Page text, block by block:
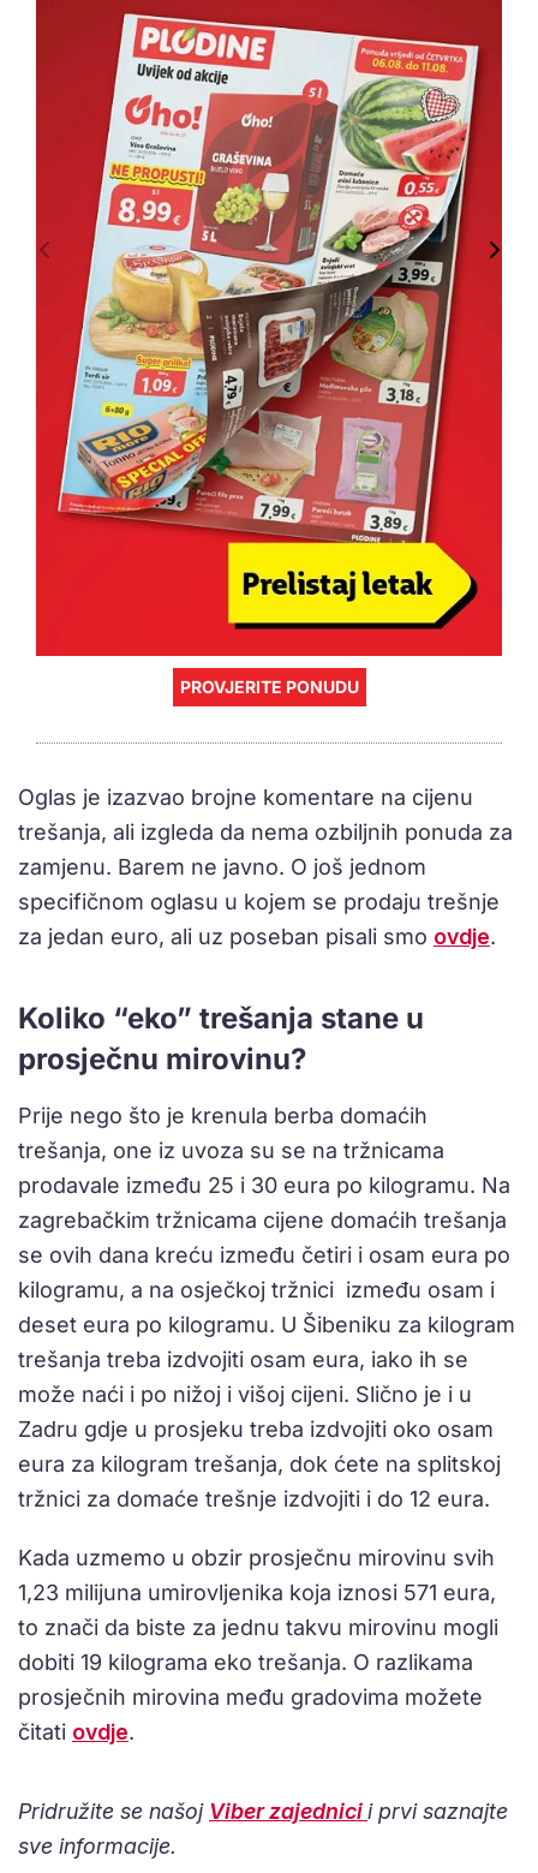
PROVJERITE PONUDU
Oglas je izazvao brojne komentare na cijenu
trešanja, ali izgleda da nema ozbiljnih ponuda za
zamjenu. Barem ne javno. O još jednom
specifičnom oglasu u kojem se prodaju trešnje
za jedan euro, ali uz poseban pisali smo ovdje.
Koliko “eko” trešanja stane u
prosječnu mirovinu?
Prije nego što je krenula berba domaćih
trešanja, one iz uvoza su se na tržnicama
prodavale između 25 i 30 eura po kilogramu. Na
zagrebačkim tržnicama cijene domaćih trešanja
se ovih dana kreću između četiri i osam eura po
kilogramu, a na osječkoj tržnici između osam i
deset eura po kilogramu. U Šibeniku za kilogram
trešanja treba izdvojiti osam eura, iako ih se
može naći i po nižoj i višoj cijeni. Slično je i u
Zadru gdje u prosjeku treba izdvojiti oko osam
eura za kilogram trešanja, dok ćete na splitskoj
tržnici za domaće trešnje izdvojiti i do 12 eura.
Kada uzmemo u obzir prosječnu mirovinu svih
1,23 milijuna umirovljenika koja iznosi 571 eura,
to znači da biste za jednu takvu mirovinu mogli
dobiti 19 kilograma eko trešanja. O razlikama
prosječnih mirovina među gradovima možete
čitati ovdje.
Pridružite se našoj Viber zajednicii prvi saznajte
sve informacije.